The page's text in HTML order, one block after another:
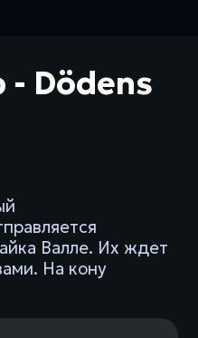
- Dödens
Валле. Их ждет
На кону